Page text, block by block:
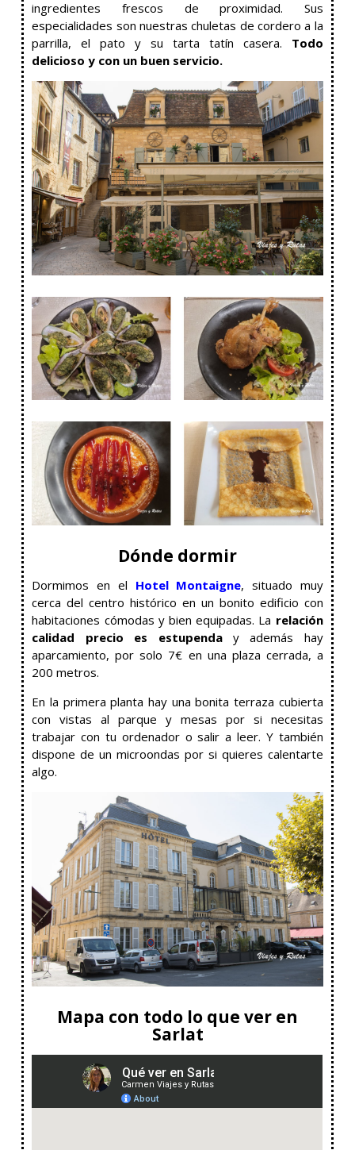
ingredientes frescos de proximidad. Sus
especialidades son nuestras chuletas de cordero a la
parrilla, el pato y su tarta tatín casera. Todo
delicioso y con un buen servicio.
Dónde dormir
Dormimos en el Hotel Montaigne, situado muy
cerca del centro histórico en un bonito edificio con
habitaciones cómodas y bien equipadas. La relación
calidad precio es estupenda y además hay
aparcamiento, por solo 7€ en una plaza cerrada, a
200 metros.
En la primera planta hay una bonita terraza cubierta
con vistas al parque y mesas por si necesitas
trabajar con tu ordenador o salir a leer. Y también
dispone de un microondas por si quieres calentarte
algo.
Mapa con todo lo que ver en
Sarlat